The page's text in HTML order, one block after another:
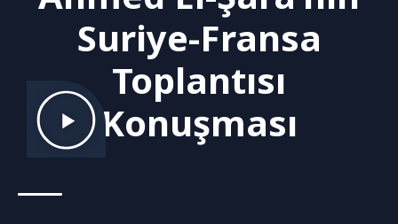
Suriye-Fransa
Toplantısı
Konuşması